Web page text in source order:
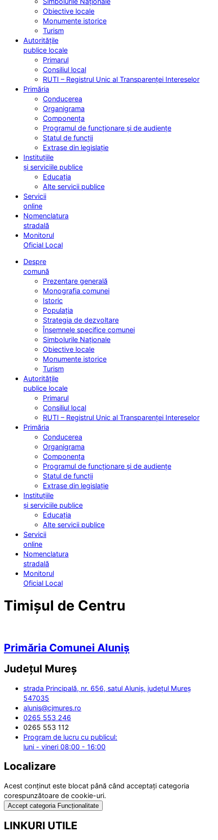
Obiective locale
Monumente istorice
Turism
Autoritățile
publice locale
Primarul
Consiliul local
RUTI – Registrul Unic al Transparenței Intereselor
Primăria
Conducerea
Organigrama
Componența
Programul de funcționare și de audiențe
Statul de funcții
Extrase din legislație
Instituțiile
și serviciile publice
Educația
Alte servicii publice
Servicii
online
Nomenclatura
stradală
Monitorul
Oficial Local
Despre
comună
Prezentare generală
Monografia comunei
Istoric
Populația
Strategia de dezvoltare
Însemnele specifice comunei
Simbolurile Naționale
Obiective locale
Monumente istorice
Turism
Autoritățile
publice locale
Primarul
Consiliul local
RUTI – Registrul Unic al Transparenței Intereselor
Primăria
Conducerea
Organigrama
Componența
Programul de funcționare și de audiențe
Statul de funcții
Extrase din legislație
Instituțiile
și serviciile publice
Educația
Alte servicii publice
Servicii
online
Nomenclatura
stradală
Monitorul
Oficial Local
Timișul de Centru
Primăria Comunei Aluniș
Județul Mureș
strada Principală, nr. 656, satul Aluniș, județul Mureș
547035
alunis@cjmures.ro
0265 553 246
0265 553 112
Program de lucru cu publicul:
luni - vineri 08:00 - 16:00
Localizare
Acest conținut este blocat până când acceptați categoria
corespunzătoare de cookie-uri.
Accept categoria Funcționalitate
LINKURI UTILE